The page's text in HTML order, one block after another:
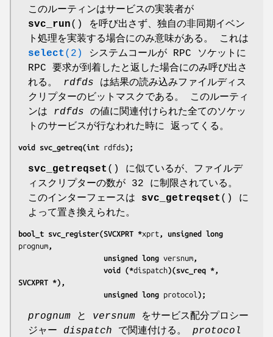
このルーティンはサービスの実装者が
svc_run() を呼び出さず、独自の非同期イベン
ト処理を実装する場合にのみ意味がある。 これは
select (2)
システムコールが RPC ソケットに
RPC 要求が到着したと返した場合にのみ呼び出さ
れる。 rdfds は結果の読み込みファイルディス
クリプターのビットマスクである。 このルーティ
ンは rdfds の値に関連付けられた全てのソケッ
トのサービスが行なわれた時に 返ってくる。
void svc_getreq(int rdfds);
svc_getreqset () に似ているが、ファイルデ
ィスクリプターの数が 32 に制限されている。
このインターフェースは svc_getreqset () に
よって置き換えられた。
bool_t svc_register(SVCXPRT *xprt
prognum ,
                    unsigned long
versnum ,
                    void (*
dispatch)(svc_req *,
SVCXPRT *),
                    unsigned long
protocol );
prognum と versnum をサービス配分プロシー
ジャー dispatch で関連付ける。 protocol